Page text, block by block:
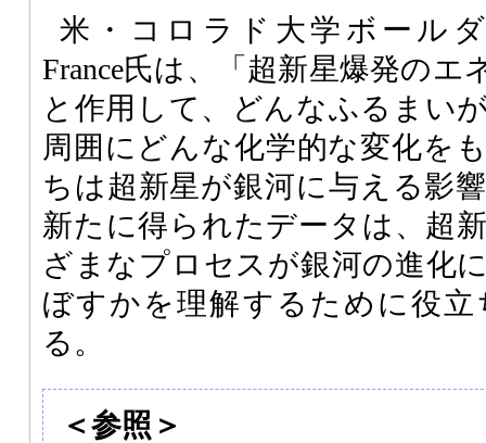
米・コロラド大学ボール
France氏は、「超新星爆発のエ
と作用して、どんなふるまい
周囲にどんな化学的な変化を
ちは超新星が銀河に与える影
新たに得られたデータは、超
ざまなプロセスが銀河の進化
ぼすかを理解するために役
る。
＜参照＞